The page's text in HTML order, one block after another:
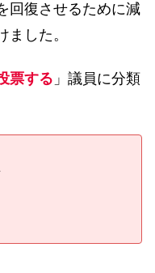
回復させるために減
した。
票する 」議員に分類